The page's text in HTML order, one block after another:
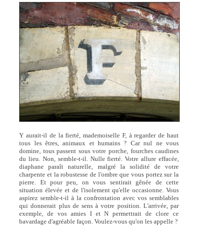
Y aurait-il de la fierté, mademoiselle F, à regarder de haut
tous les êtres, animaux et humains ? Car nul ne vous
domine, tous passent sous votre porche, fourches caudines
du lieu. Non, semble-t-il. Nulle fierté. Votre allure effacée,
diaphane paraît naturelle, malgré la solidité de votre
charpente et la robustesse de l'ombre que vous portez sur la
pierre. Et pour peu, on vous sentirait gênée de cette
situation élevée et de l'isolement qu'elle occasionne. Vous
aspirez semble-t-il à la confrontation avec vos semblables
qui donnerait plus de sens à votre position. L'arrivée, par
exemple, de vos amies I et N permettrait de clore ce
bavardage d'agréable façon. Voulez-vous qu'on les appelle ?